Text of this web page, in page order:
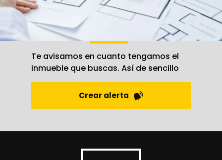
Crea una
Te avisamos en cuanto tengamos el
inmueble que buscas. Así de sencillo
Crear alerta